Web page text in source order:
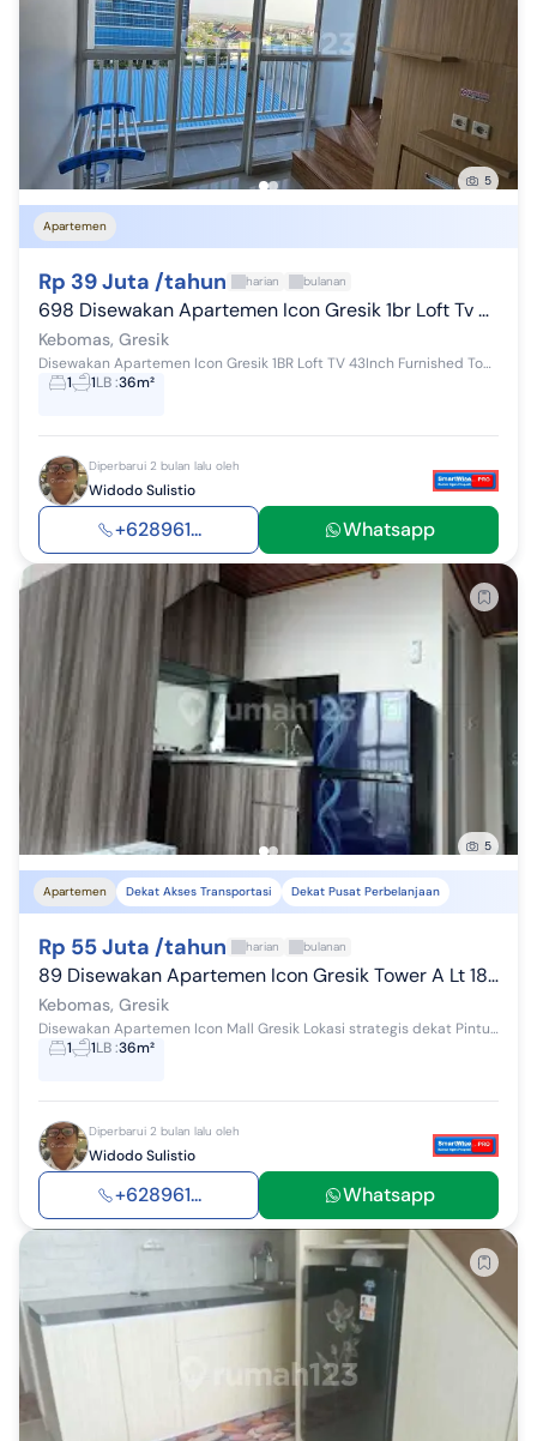
5
Apartemen
Rp 39 Juta /tahun harian bulanan
698 Disewakan Apartemen Icon Gresik 1br Loft Tv 43inch Furnished
Kebomas, Gresik
Disewakan Apartemen Icon Gresik 1BR Loft TV 43Inch Furnished Tower A Type 1 BR Loft Lantai Kondisi Furnished: - Android TV 43 inch - AC - Spring...
1
1LB:36m²
Diperbarui 2 bulan lalu oleh
Widodo Sulistio
+628961... Whatsapp
5
Apartemen Dekat Akses Transportasi Dekat Pusat Perbelanjaan
Rp 55 Juta /tahun harian bulanan
89 Disewakan Apartemen Icon Gresik Tower A Lt 18 1BR Furnished
Kebomas, Gresik
Disewakan Apartemen Icon Mall Gresik Lokasi strategis dekat Pintu Toll Kebomas (Gresik Surabaya Malang) dan Pintu Toll Bunder - KLBM (Krian Legundi...
1
1LB:36m²
Diperbarui 2 bulan lalu oleh
Widodo Sulistio
+628961... Whatsapp